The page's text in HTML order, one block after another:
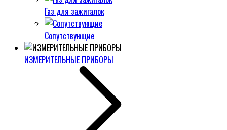
Газ для зажигалок
Сопутствующие
ИЗМЕРИТЕЛЬНЫЕ ПРИБОРЫ